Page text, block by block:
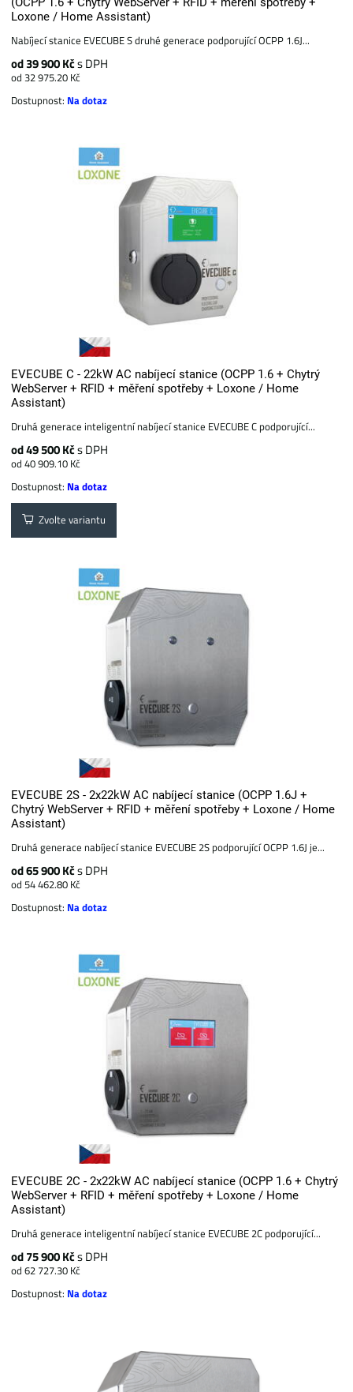
Loxone / Home Assistant)
Nabíjecí stanice EVECUBE S druhé generace podporující OCPP 1.6J...
od 39 900 Kčs DPH
od 32 975.20 Kč
Dostupnost: Na dotaz
EVECUBE C - 22kW AC nabíjecí stanice (OCPP 1.6 + Chytrý
WebServer + RFID + měření spotřeby + Loxone / Home
Assistant)
Druhá generace inteligentní nabíjecí stanice EVECUBE C podporující...
od 49 500 Kčs DPH
od 40 909.10 Kč
Dostupnost: Na dotaz
Zvolte variantu
EVECUBE 2S - 2x22kW AC nabíjecí stanice (OCPP 1.6J +
Chytrý WebServer + RFID + měření spotřeby + Loxone / Home
Assistant)
Druhá generace nabíjecí stanice EVECUBE 2S podporující OCPP 1.6J je...
od 65 900 Kčs DPH
od 54 462.80 Kč
Dostupnost: Na dotaz
EVECUBE 2C - 2x22kW AC nabíjecí stanice (OCPP 1.6 + Chytrý
WebServer + RFID + měření spotřeby + Loxone / Home
Assistant)
Druhá generace inteligentní nabíjecí stanice EVECUBE 2C podporující...
od 75 900 Kčs DPH
od 62 727.30 Kč
Dostupnost: Na dotaz